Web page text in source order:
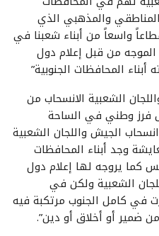
والمذهبي الذي
واسعاً من أبناء شعبنا في
الموجه من قبل إعلام دول
المحافظات الجنوبية”
الشعبية الانسحاب من
فرز وطني في الساحة
انسحاب الجيش واللجان الشعبية
وجد أبناء المحافظات
كما يروجه لها إعلام دول
الشعبية ولكن في
في كامل الجنوب مرتكبة فيه
ضمير أو أخلاق أو دين”.